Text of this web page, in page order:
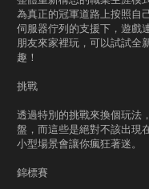
為真正的冠軍道路上按照自
伺服器佇列的支援下，遊戲
朋友來家裡玩，可以試試全
趣！
挑戰
透過特別的挑戰來換個玩法
盤，而這些是絕對不該出現
小型場景會讓你瘋狂著迷。
錦標賽